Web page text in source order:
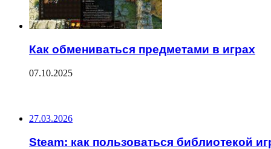
Как обмениваться предметами в играх
07.10.2025
27.03.2026
Steam: как пользоваться библиотекой